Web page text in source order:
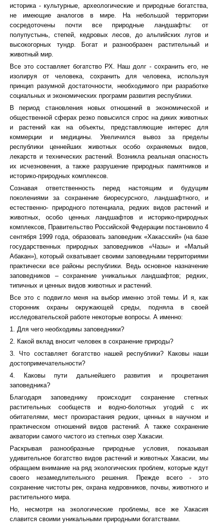
историка - культурные, археологические и природные богатства,
не имеющие аналогов в мире. На небольшой территории
сосредоточены почти все природные ландшафты: от
полупустынь, степей, кедровых лесов, до альпийских лугов и
высокогорных тундр. Богат и разнообразен растительный и
животный мир.
Все это составляет богатство РХ. Наш долг - сохранить его, не
изолируя от человека, сохранить для человека, используя
принцип разумной достаточности, необходимого при разработке
социальных и экономических программ развития республики.
В период становления новых отношений в экономической и
общественной сферах резко повысился спрос на диких животных
и растений как на объекты, представляющие интерес для
коммерции и медицины. Увеличился вывоз за пределы
республики ценнейших животных особо охраняемых видов,
лекарств и технических растений. Возникла реальная опасность
их исчезновения, а также разрушение природных памятников и
историко-природных комплексов.
Сознавая ответственность перед настоящим и будущим
поколениями за сохранение биоресурсного, ландшафтного, и
естественно- природного потенциала, редких видов растений и
животных, особо ценных ландшафтов и историко-природных
комплексов, Правительство Российской Федерации постановило 4
сентября 1999 года, образовать заповедник «Хакасский» (на базе
государственных природных заповедников «Чазы» и «Малый
Абакан»), который охватывает своими заповедными территориями
практически все районы республики. Ведь основное назначение
заповедников – сохранение уникальных ландшафтов; редких,
типичных и ценных видов животных и растений.
Все это с подвигло меня на выбор именно этой темы. И я, как
сторонник охраны окружающей среды, подняла в своей
исследовательской работе некоторые вопросы. А именно:
1. Для чего необходимы заповедники?
2. Какой вклад вносит человек в сохранение природы?
3. Что составляет богатство нашей республики? Каковы наши
достопримечательности?
4. Каковы пути дальнейшего развития и процветания
заповедника?
Благодаря заповеднику происходит сохранение степных
растительных сообществ и водно-болотных угодий с их
обитателями, мест произрастания редких, ценных в научном и
практическом отношений видов растений. А также сохранение
акватории самого чистого из степных озер Хакасии.
Раскрывая разнообразные природные условия, показывая
удивительное богатство видов растений и животных Хакасии, мы
обращаем внимание на ряд экологических проблем, которые ждут
своего незамедлительного решения. Прежде всего - это
сохранение чистоты рек, охрана кедровников, почвы, животного и
растительного мира.
Но, несмотря на экологические проблемы, все же Хакасия
славится своими уникальными природными богатствами.